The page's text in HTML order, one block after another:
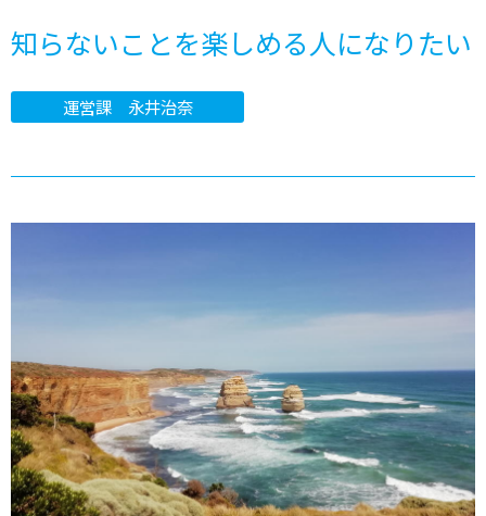
知らないことを楽しめる人になりたい
運営課 永井治奈